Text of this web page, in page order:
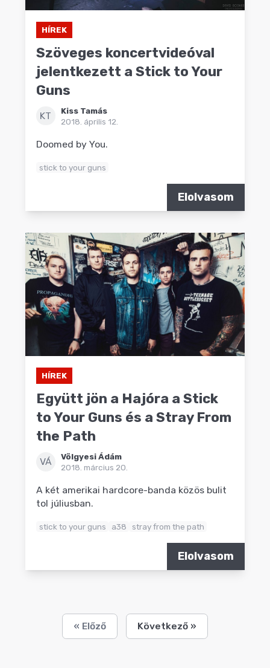
HÍREK
Szöveges koncertvideóval
jelentkezett a Stick to Your
Guns
KT
Kiss Tamás
2018. április 12.
Doomed by You.
stick to your guns
Elolvasom
HÍREK
Együtt jön a Hajóra a Stick
to Your Guns és a Stray From
the Path
VÁ
Völgyesi Ádám
2018. március 20.
A két amerikai hardcore-banda közös bulit
tol júliusban.
stick to your guns a38 stray from the path
Elolvasom
« Előző Következő »